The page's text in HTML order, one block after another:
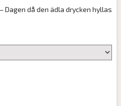
Dagen då den ädla drycken hyllas